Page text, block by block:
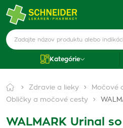
Kategórie
Zdravie a lieky
Močové
Obličky a močové cesty
WALMARK Urinal